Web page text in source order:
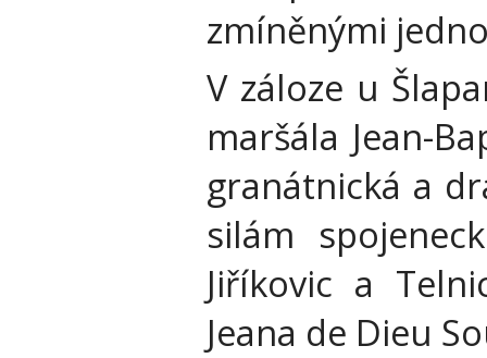
zmíněnými
V záloze u
maršála Jean-
granátnická a
silám
Jiříkovic a
Jeana de Dieu